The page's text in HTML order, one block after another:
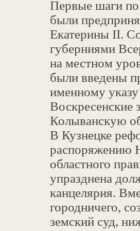
Первые шаги по
были
Екатерины II.
губерниями
на местном
были введены
именному
Воскресенские
Колыванскую
В Кузнецке
распоряжению
областного
упразднена
канцелярия.
городничего,
земский суд,